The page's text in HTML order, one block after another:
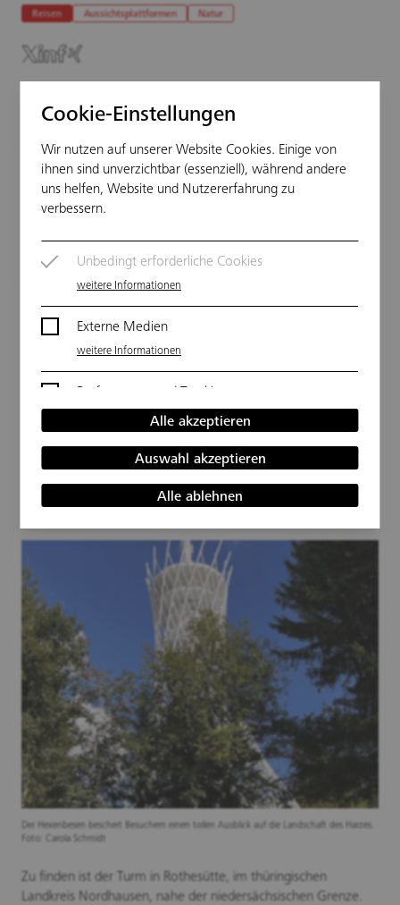
Cookie-Einstellungen
Wir nutzen auf unserer Website Cookies. Einige von
ihnen sind unverzichtbar (essenziell), während andere
uns helfen, Website und Nutzererfahrung zu
verbessern.
Unbedingt erforderliche Cookies
weitere Informationen
Externe Medien
weitere Informationen
Performance und Tracking
weitere InformationenAlle akzeptieren
Auswahl akzeptieren
Alle ablehnen
Reisen Aussichtsplattformen Natur
Deutschland hat eine Menge großartiger
Aussichtstürme – historische, moderne,
hohe, wackelige –, die dazu einladen,
einmal hochzusteigen, tief zu atmen
genießen. Wir stellen 4 kuriose
Aussichtstürme in Deutschland vor.
Der Hexenbesen im Harz – Zwischen
Mystik und moderner Architektur
Dieser Aussichtsturm im Harzer Rothesütte ist eine Attraktion,
allerdings nicht wegen seiner Höhe von 70 Metern. Der Turm
ist Teil der Seilbahn zum Hexentanzplatz und erinnert an einen
gigantischen Besenstil, der durch die Luft fliegt. Böse Zungen
behaupten, er sehe aus wie eine Klobürste. Am besten
überzeugt man sich vor Ort.
Der Hexenbesen beschert Besuchern einen tollen Ausblick auf die Landschaft des Harzes.
Foto: Carola Schmidt
Zu finden ist der Turm in Rothesütte, im thüringischen
Landkreis Nordhausen, nahe der niedersächsischen Grenze.